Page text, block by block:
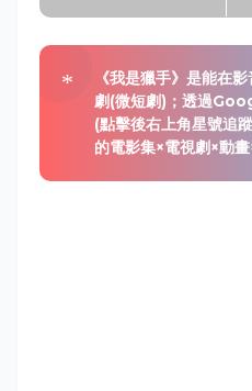
《我是獵手》是能在
劇(微短劇)；透過
(點擊後右上角星號追
的電影集×電視劇×動